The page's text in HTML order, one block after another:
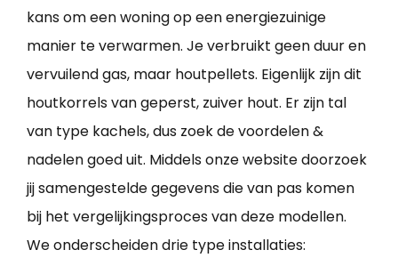
kans om een woning op een energiezuinige
manier te verwarmen. Je verbruikt geen duur en
vervuilend gas, maar houtpellets. Eigenlijk zijn dit
houtkorrels van geperst, zuiver hout. Er zijn tal
van type kachels, dus zoek de voordelen &
nadelen goed uit. Middels onze website doorzoek
jij samengestelde gegevens die van pas komen
bij het vergelijkingsproces van deze modellen.
We onderscheiden drie type installaties: